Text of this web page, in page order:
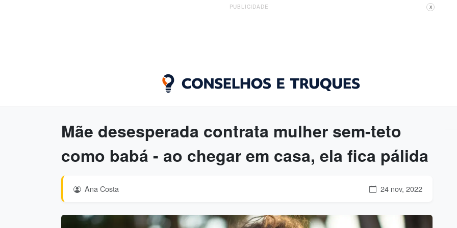
PUBLICIDADE X
Mãe desesperada contrata mulher sem-teto
como babá - ao chegar em casa, ela fica pálida
Ana Costa 24 nov, 2022